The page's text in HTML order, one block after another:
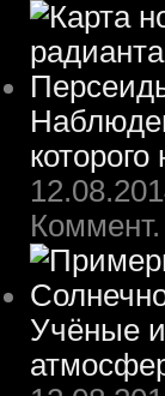
которого
Коммент.
Учёные